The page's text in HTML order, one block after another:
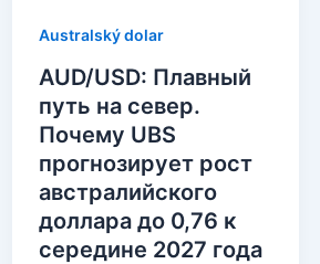
Australský dolar
AUD/USD: Плавный
путь на север.
Почему UBS
прогнозирует рост
австралийского
доллара до 0,76 к
середине 2027 года